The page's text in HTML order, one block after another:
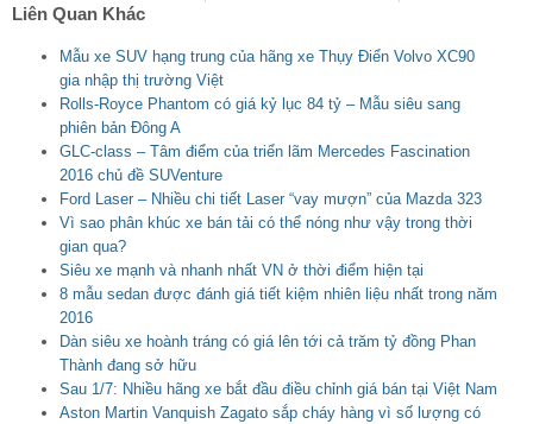
Liên Quan Khác
Mẫu xe SUV hạng trung của hãng xe Thụy Điển Volvo XC90
gia nhập thị trường Việt
Rolls-Royce Phantom có giá kỷ lục 84 tỷ – Mẫu siêu sang
phiên bản Đông A
GLC-class – Tâm điểm của triển lãm Mercedes Fascination
2016 chủ đề SUVenture
Ford Laser – Nhiều chi tiết Laser “vay mượn” của Mazda 323
Vì sao phân khúc xe bán tải có thể nóng như vậy trong thời
gian qua?
Siêu xe mạnh và nhanh nhất VN ở thời điểm hiện tại
8 mẫu sedan được đánh giá tiết kiệm nhiên liệu nhất trong năm
2016
Dàn siêu xe hoành tráng có giá lên tới cả trăm tỷ đồng Phan
Thành đang sở hữu
Sau 1/7: Nhiều hãng xe bắt đầu điều chỉnh giá bán tại Việt Nam
Aston Martin Vanquish Zagato sắp cháy hàng vì số lượng có